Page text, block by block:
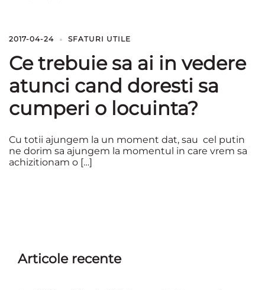
2017-04-24 SFATURI UTILE
Ce trebuie sa ai in vedere
atunci cand doresti sa
cumperi o locuinta?
Cu totii ajungem la un moment dat, sau cel putin
ne dorim sa ajungem la momentul in care vrem sa
achizitionam o […]
Articole recente